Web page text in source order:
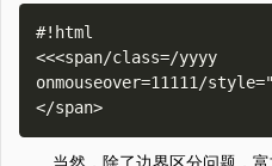
#!html
<<<span/class=/yyyy
onmouseover=11111/